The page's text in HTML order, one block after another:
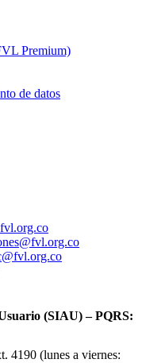
Premium)
de datos
(SIAU) – PQRS:
4190 (lunes a viernes: